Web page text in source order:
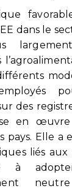
dans le
des
en œuvre
pays. Elle a
liés
à